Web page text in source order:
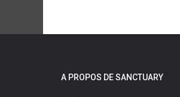
A PROPOS DE SANCTUARY